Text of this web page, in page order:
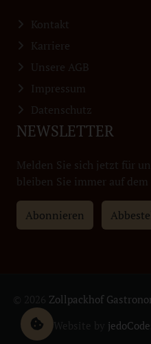
Kontakt
Karriere
Unsere AGB
Impressum
Datenschutz
NEWSLETTER
Melden Sie sich jetzt für
bleiben Sie immer auf
Abonnieren
Zollpackhof
Website by